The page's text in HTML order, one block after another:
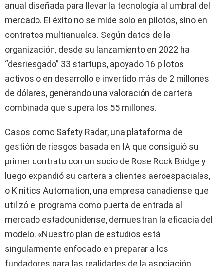
anual diseñada para llevar la tecnología al umbral del
mercado. El éxito no se mide solo en pilotos, sino en
contratos multianuales. Según datos de la
organización, desde su lanzamiento en 2022 ha
“desriesgado” 33 startups, apoyado 16 pilotos
activos o en desarrollo e invertido más de 2 millones
de dólares, generando una valoración de cartera
combinada que supera los 55 millones.
Casos como Safety Radar, una plataforma de
gestión de riesgos basada en IA que consiguió su
primer contrato con un socio de Rose Rock Bridge y
luego expandió su cartera a clientes aeroespaciales,
o Kinitics Automation, una empresa canadiense que
utilizó el programa como puerta de entrada al
mercado estadounidense, demuestran la eficacia del
modelo. «Nuestro plan de estudios está
singularmente enfocado en preparar a los
fundadores para las realidades de la asociación